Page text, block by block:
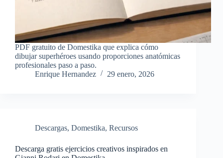
PDF gratuito de Domestika que explica cómo
dibujar superhéroes usando proporciones anatómicas
profesionales paso a paso.
Enrique Hernandez
29 enero, 2026
Descargas, Domestika, Recursos
Descarga gratis ejercicios creativos inspirados en